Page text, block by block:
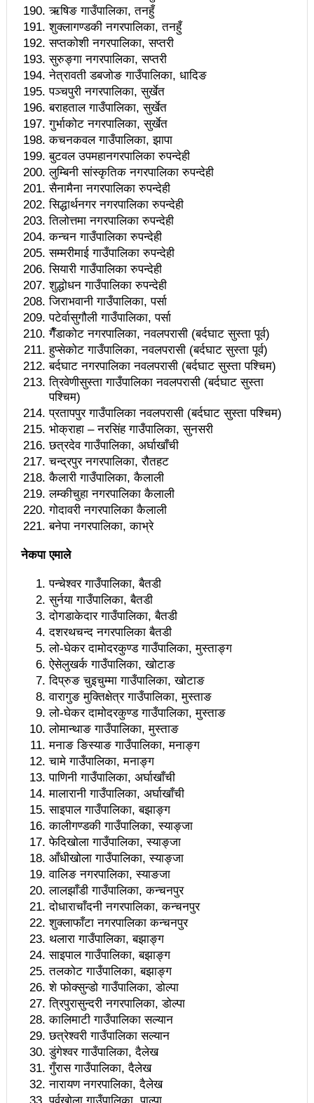
अब सरकारमा जाने होइन, जनतामा जाने र पार्टी सुदृढ गर्नेतिर
ध्यान दिइनेछ : प्रचण्ड
सौर्य एयर दुर्घटनाः ४ जनाको जीवितै उद्दार, १५ जनाको मृत्यु
सौर्य एयर दुर्घटनाः आफ्नै कर्मचारी लिएर पोखरा जाँदै थियो
जहाज
सौर्य एयरको जहाज दुर्घटनाः २ जनाको शब फेला
बागमती सरकारमा माओवादीका शालिकरामका १८ महिनाः यस्तो
भयो काम
कविता – नानाथरी कुरा
नेपाल-चीन व्यापारले रसुवाको राजश्व संकलन चार गुणाले बढी
कृषि क्रान्तिको ‘किम्ताङ मोडल’
चिनियाँ कम्युनिस्ट पार्टीको थर्ड प्लेनम बैठक सुरु
काउन्सिल नै नबोले कसले बोल्ने: अध्यक्ष बस्नेत
सेभेन स्टार टेलिभिजनको सम्पादकमा शर्मा
भारतमा लामखुट्टेबाट सर्ने जिका भाइरसको संक्रमण पुष्टि
विदेशमा रहेका नेपालीहरूको हितरक्षाका लागि विदेशस्थित नेपाली
नियोगहरूको क्षमता अभिवृद्धि गर्नुपर्छ: प्रधानमन्त्री
के छ रास्वपाका महामन्त्री डा ढकालको बैठकमा पेस गर्न
नदिइएको प्रतिवेदनमा (पूर्णपाठ)
निगमको गरिमाको रक्षा गर्ने संकल्प गर्नुपर्छ : उड्डयनमन्त्री
बेलकोटगढीको चौथो नगरअधिवेसनः नीति तथा कार्यक्रम
सर्वसम्मत पारित
अछाम छाउपडी घटनाबारे राष्ट्रिय सभामा जवाफ दिन
गृहमन्त्रीलाई अध्यक्षको निर्देशन
ट्राफिक प्रहरीबाट कुटिए सर्वसाधारण
सहकारीसम्बन्धी उजुरी र गुनासो सङ्कलन गरी विश्लेषण
उच्चस्तरीय जाँचबुझ समिति गठन गरिन्छ : प्रधानमन्त्री
उद्योगको प्रवर्द्धन र विस्तारका लागि प्रदेश सरकारले कानुनी
जटिलतालाई हटाउने: मन्त्री बस्नेत
आगामी आर्थिक वर्षभित्रै भरतपुर विमानस्थलको विस्तार
भइसक्छः मन्त्री तामाङ
चीन भ्रमणका क्रममा भएका सम्झौता कार्यान्यवनमा गइरहेका
छन्ः प्रधानमन्त्री प्रचण्ड
लुम्बिनी प्रदेशले घरबाटै व्यवसायिक फर्म दर्ता गर्ने व्यवस्था
मिलाउने:मन्त्री बस्नेत
१९ वर्षमुनिको सुदूरपश्चिम छनोट राष्ट्रिय क्रिकेटको उपाधि
बैतडीलाई
कसरी पाइनेछ बेलकोटगढीबासीले निःशुल्क रगत
हवाई टिकटको भ्याट हटाउन काम भइरहेको छः मन्त्री तामाङ
अपाङ्गता भएका व्यक्तिहरूको यौनिकता र प्रजनन स्वास्थ्यबारे
सचेतना व्यापक गराउन सरोकारवालाको जोड
ऋषिङ गाउँपालिका, तनहुँ
शुक्लागण्डकी नगरपालिका, तनहुँ
सप्तकोशी नगरपालिका, सप्तरी
सुरुङ्गा नगरपालिका, सप्तरी
नेत्रावती डबजोङ गाउँपालिका, धादिङ
पञ्चपुरी नगरपालिका, सुर्खेत
बराहताल गाउँपालिका, सुर्खेत
गुर्भाकोट नगरपालिका, सुर्खेत
कचनकवल गाउँपालिका, झापा
बुटवल उपमहानगरपालिका रुपन्देही
लुम्बिनी सांस्कृतिक नगरपालिका रुपन्देही
सैनामैना नगरपालिका रुपन्देही
सिद्धार्थनगर नगरपालिका रुपन्देही
तिलोत्तमा नगरपालिका रुपन्देही
कन्चन गाउँपालिका रुपन्देही
सम्मरीमाई गाउँपालिका रुपन्देही
सियारी गाउँपालिका रुपन्देही
शुद्धोधन गाउँपालिका रुपन्देही
जिराभवानी गाउँपालिका, पर्सा
पटेर्वासुगौली गाउँपालिका, पर्सा
गैँडाकोट नगरपालिका, नवलपरासी (बर्दघाट सुस्ता पूर्व)
हुप्सेकोट गाउँपालिका, नवलपरासी (बर्दघाट सुस्ता पूर्व)
बर्दघाट नगरपालिका नवलपरासी (बर्दघाट सुस्ता पश्चिम)
त्रिवेणीसुस्ता गाउँपालिका नवलपरासी (बर्दघाट सुस्ता
पश्चिम)
प्रतापपुर गाउँपालिका नवलपरासी (बर्दघाट सुस्ता पश्चिम)
भोक्राहा – नरसिंह गाउँपालिका, सुनसरी
छत्रदेव गाउँपालिका, अर्घाखाँची
चन्द्रपुर नगरपालिका, रौतहट
कैलारी गाउँपालिका, कैलाली
लम्कीचुहा नगरपालिका कैलाली
गोदावरी नगरपालिका कैलाली
बनेपा नगरपालिका, काभ्रे
नेकपा एमाले
पन्चेश्वर गाउँपालिका, बैतडी
सुर्नया गाउँपालिका, बैतडी
दोगडाकेदार गाउँपालिका, बैतडी
दशरथचन्द नगरपालिका बैतडी
लो-घेकर दामोदरकुण्ड गाउँपालिका, मुस्ताङ्ग
ऐसेलुखर्क गाउँपालिका, खोटाङ
दिप्रुङ चुइचुम्मा गाउँपालिका, खोटाङ
वारागुङ मुक्तिक्षेत्र गाउँपालिका, मुस्ताङ
लो-घेकर दामोदरकुण्ड गाउँपालिका, मुस्ताङ
लोमान्थाङ गाउँपालिका, मुस्ताङ
मनाङ ङिस्याङ गाउँपालिका, मनाङ्ग
चामे गाउँपालिका, मनाङ्ग
पाणिनी गाउँपालिका, अर्घाखाँची
मालारानी गाउँपालिका, अर्घाखाँची
साइपाल गाउँपालिका, बझाङ्ग
कालीगण्डकी गाउँपालिका, स्याङ्जा
फेदिखोला गाउँपालिका, स्याङ्जा
आँधीखोला गाउँपालिका, स्याङ्जा
वालिङ नगरपालिका, स्याङजा
लालझाँडी गाउँपालिका, कन्चनपुर
दोधाराचाँदनी नगरपालिका, कन्चनपुर
शुक्लाफाँटा नगरपालिका कन्चनपुर
थलारा गाउँपालिका, बझाङ्ग
साइपाल गाउँपालिका, बझाङ्ग
तलकोट गाउँपालिका, बझाङ्ग
शे फोक्सुन्डो गाउँपालिका, डोल्पा
त्रिपुरासुन्दरी नगरपालिका, डोल्पा
कालिमाटी गाउँपालिका सल्यान
छत्रेश्वरी गाउँपालिका सल्यान
डुंगेश्वर गाउँपालिका, दैलेख
गुँरास गाउँपालिका, दैलेख
नारायण नगरपालिका, दैलेख